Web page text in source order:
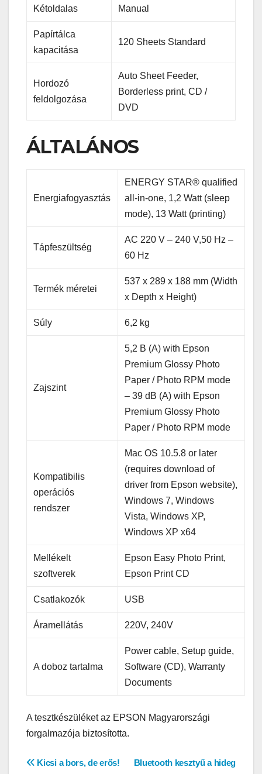
Kétoldalas Manual
Papírtálca
kapacitása
120 Sheets Standard
Hordozó
feldolgozása
Auto Sheet Feeder,
Borderless print, CD /
DVD
ÁLTALÁNOS
Energiafogyasztás
ENERGY STAR® qualified
all-in-one, 1,2 Watt (sleep
mode), 13 Watt (printing)
Tápfeszültség
AC 220 V – 240 V,50 Hz –
60 Hz
Termék méretei
537‎ x 289 x 188 mm (Width
x Depth x Height)
Súly 6,2 kg
Zajszint
5,2 B (A) with Epson
Premium Glossy Photo
Paper / Photo RPM mode
– 39 dB (A) with Epson
Premium Glossy Photo
Paper / Photo RPM mode
Kompatibilis
operációs
rendszer
Mac OS 10.5.8 or later
(requires download of
driver from Epson website),
Windows 7, Windows
Vista, Windows XP,
Windows XP x64
Mellékelt
szoftverek
Epson Easy Photo Print,
Epson Print CD
Csatlakozók USB
Áramellátás 220V, 240V
A doboz tartalma
Power cable, Setup guide,
Software (CD), Warranty
Documents
A tesztkészüléket az EPSON Magyarországi
forgalmazója biztosította.
Bejegyzés
Bluetooth kesztyű a hideg
Kicsi a bors, de erős!